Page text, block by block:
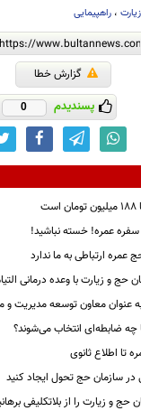
، راهپیمایی
گزارش خطا
پسندیدم 0
سفره عمره! خسته نباشید!
عمره ارتباطی به ما ندارد
حج و زیارت با وعده درمانی
عنوان معاون توسعه مدیریت و
چه ضابطه‌ای انتخاب می‌شوند؟
تا اطلاع ثانوی
در سازمان حج تحول ایجاد کنید
و زیارت را از بلاتکلیفی